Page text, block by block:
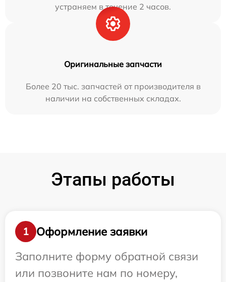
устраняем в течение 2 часов.
Оригинальные запчасти
Более 20 тыс. запчастей от производителя в
наличии на собственных складах.
Этапы работы
1
Оформление заявки
Заполните форму обратной связи
или позвоните нам по номеру,